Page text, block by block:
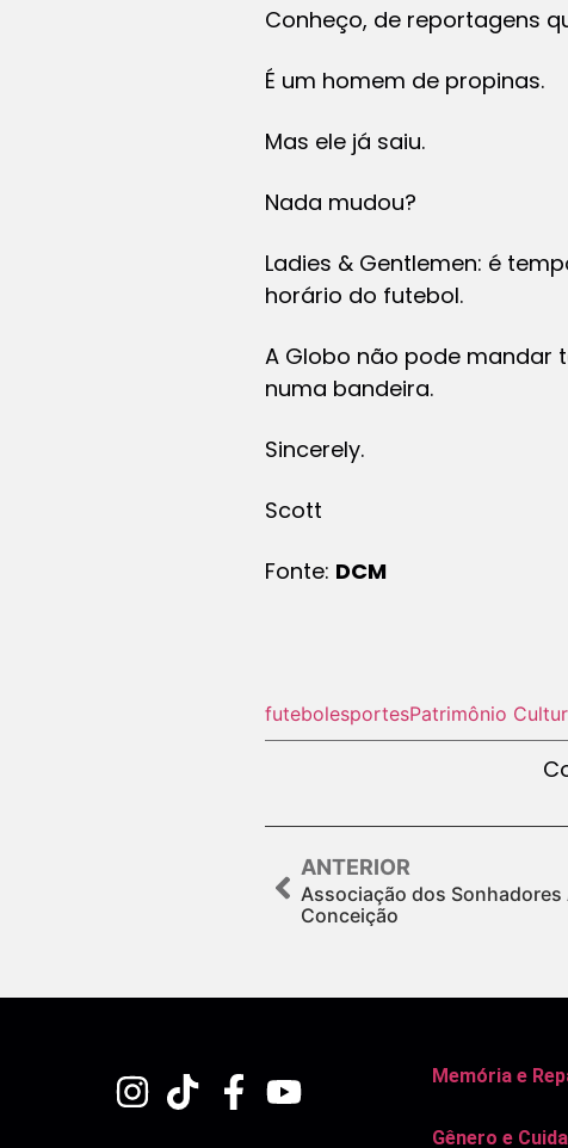
Conheço, de reportagens
É um homem de propinas.
Mas ele já saiu.
Nada mudou?
Ladies & Gentlemen: é
horário do futebol.
A Globo não pode mandar
numa bandeira.
Sincerely.
Scott
Fonte: DCM
futebolesportesPatrimônio
ANTERIOR
Associação dos Sonhadores
Conceição
Memória e
Gênero e